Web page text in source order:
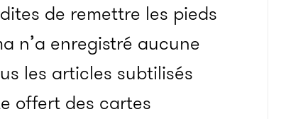
de remettre les pieds
n’a enregistré aucune
les articles subtilisés
offert des cartes